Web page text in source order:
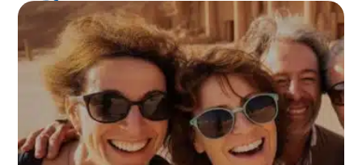
pubblicità e social media, i quali potrebbero combinarle
con altre informazioni che hai fornito loro o che hanno
raccolto dal tuo utilizzo dei loro servizi.